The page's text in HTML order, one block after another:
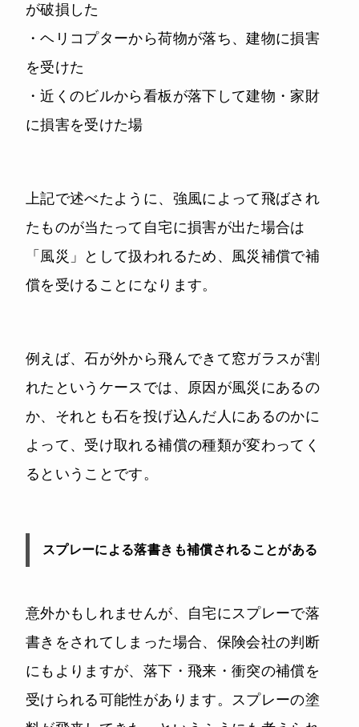
が破損した
・ヘリコプターから荷物が落ち、建物に損害
を受けた
・近くのビルから看板が落下して建物・家財
に損害を受けた場
上記で述べたように、強風によって飛ばされ
たものが当たって自宅に損害が出た場合は
「風災」として扱われるため、風災補償で補
償を受けることになります。
例えば、石が外から飛んできて窓ガラスが割
れたというケースでは、原因が風災にあるの
か、それとも石を投げ込んだ人にあるのかに
よって、受け取れる補償の種類が変わってく
るということです。
スプレーによる落書きも補償されることがある
意外かもしれませんが、自宅にスプレーで落
書きをされてしまった場合、保険会社の判断
にもよりますが、落下・飛来・衝突の補償を
受けられる可能性があります。スプレーの塗